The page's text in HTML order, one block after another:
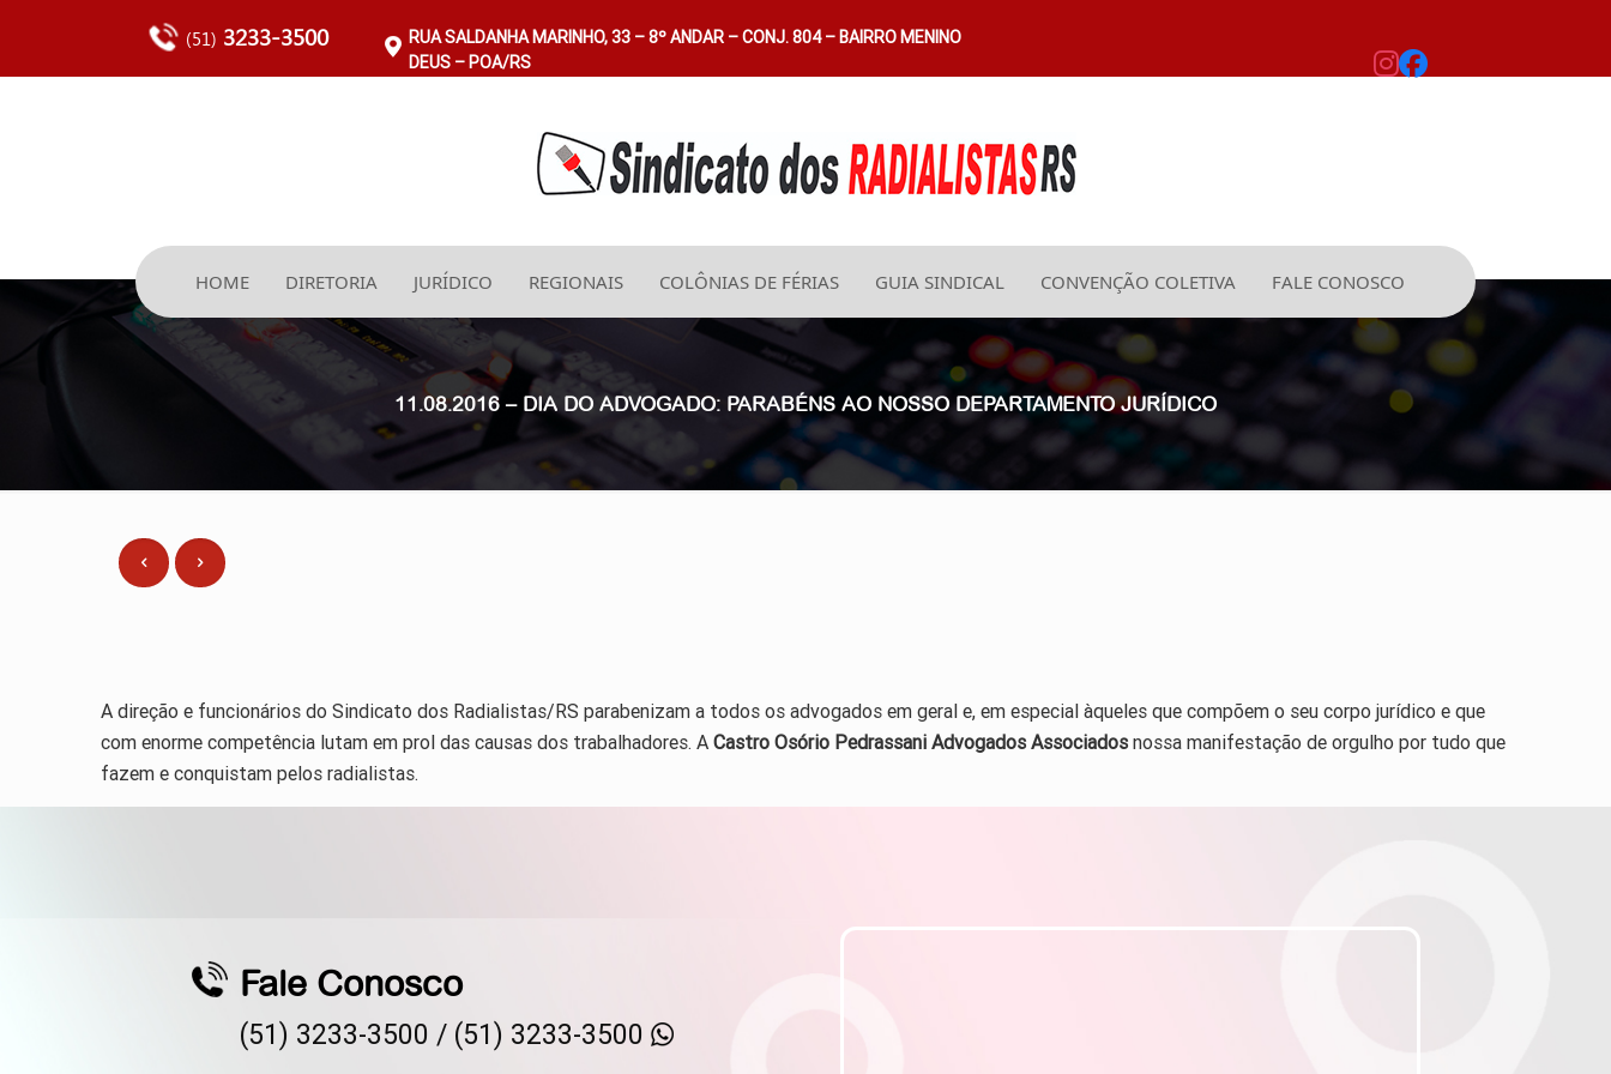
(51) 3233-3500
RUA SALDANHA MARINHO, 33 – 8º ANDAR – CONJ. 804 – BAIRRO MENINO
DEUS – POA/RS
HOME DIRETORIA JURÍDICO REGIONAIS COLÔNIAS DE FÉRIAS GUIA SINDICAL CONVENÇÃO COLETIVA FALE CONOSCO
11.08.2016 – DIA DO ADVOGADO: PARABÉNS AO NOSSO DEPARTAMENTO JURÍDICO
A direção e funcionários do Sindicato dos Radialistas/RS parabenizam a todos os advogados em geral e, em especial àqueles que compõem o seu corpo jurídico e que
com enorme competência lutam em prol das causas dos trabalhadores. A Castro Osório Pedrassani Advogados Associados nossa manifestação de orgulho por tudo que
fazem e conquistam pelos radialistas.
Fale Conosco
(51) 3233-3500 / (51) 3233-3500